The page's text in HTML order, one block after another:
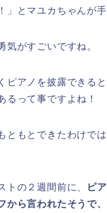
」とマユカちゃんが
気がすごいですね。
ピアノを披露できる
るって事ですよね！
ともとできたわけで
トの２週間前に、
ピ
から言われたそうで